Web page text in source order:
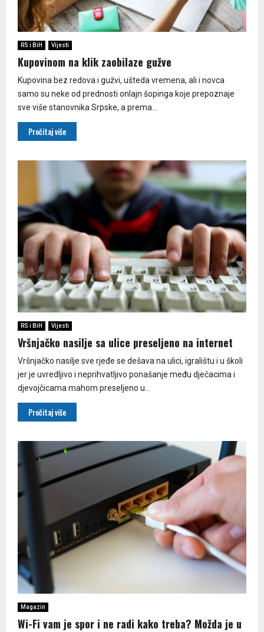
RS i BiH Vijesti
Kupovinom na klik zaobilaze gužve
Kupovina bez redova i gužvi, ušteda vremena, ali i novca
samo su neke od prednosti onlajn šopinga koje prepoznaje
sve više stanovnika Srpske, a prema...
Pročitaj više
RS i BiH Vijesti
Vršnjačko nasilje sa ulice preseljeno na internet
Vršnjačko nasilje sve rjeđe se dešava na ulici, igralištu i u školi
jer je uvredljivo i neprihvatljivo ponašanje među dječacima i
djevojčicama mahom preseljeno u...
Pročitaj više
Magazin
Wi-Fi vam je spor i ne radi kako treba? Možda je u